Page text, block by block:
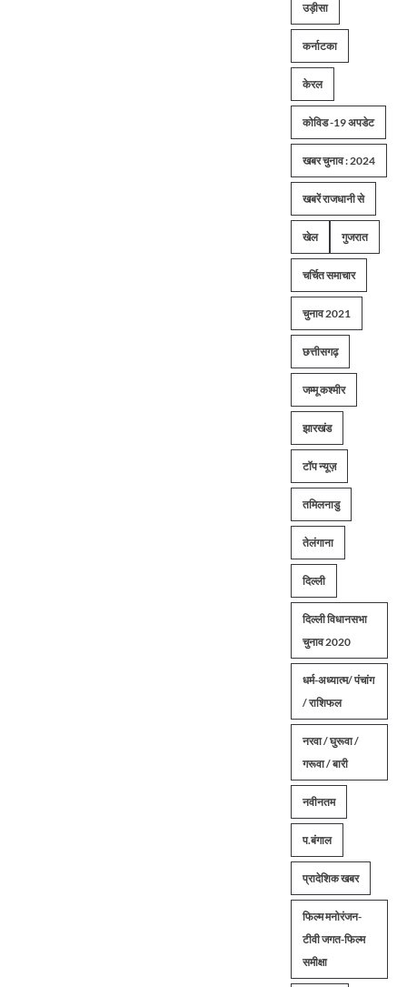
उड़ीसा
कर्नाटका
केरल
कोविड -19 अपडेट
खबर चुनाव : 2024
खबरें राजधानी से
खेल गुजरात
चर्चित समाचार
चुनाव 2021
छत्तीसगढ़
जम्मू कश्मीर
झारखंड
टॉप न्यूज़
तमिलनाडु
तेलंगाना
दिल्ली
दिल्ली विधानसभा
चुनाव 2020
धर्म-अध्यात्म/ पंचांग
/ राशिफल
नरवा / घुरूवा /
गरूवा / बारी
नवीनतम
प.बंगाल
प्रादेशिक खबर
फिल्म मनोरंजन-
टीवी जगत-फिल्म
समीक्षा